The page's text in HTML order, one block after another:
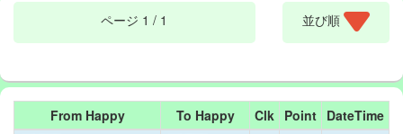
ページ 1 / 1 並び順
From Happy To Happy Clk Point DateTime